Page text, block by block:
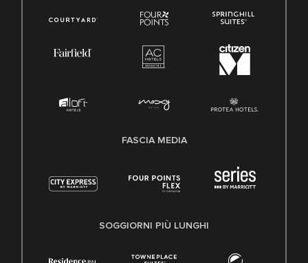
FASCIA MEDIA
SOGGIORNI PIÙ LUNGHI